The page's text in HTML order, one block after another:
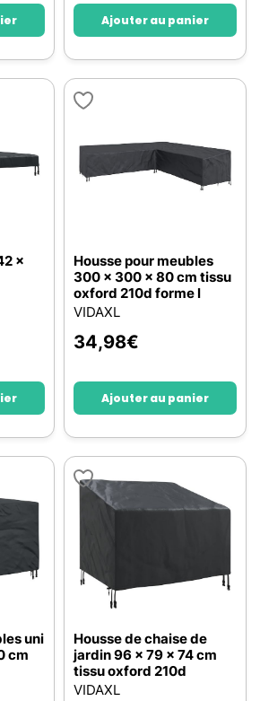
Ajouter au panier
x
Housse pour meubles
300 x 300 x 80 cm tissu
oxford 210d forme l
VIDAXL
34,98€
Ajouter au panier
uni
cm
Housse de chaise de
jardin 96 x 79 x 74 cm
tissu oxford 210d
VIDAXL